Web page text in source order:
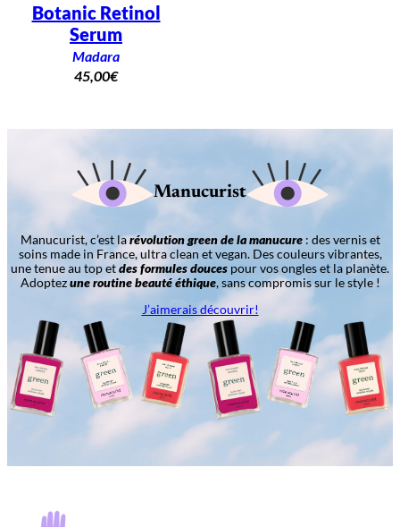
Botanic Retinol
Serum
Madara
45,00€
Manucurist
Manucurist, c’est larévolution green de la manucure: des vernis et
soins made in France, ultra clean et vegan. Des couleurs vibrantes,
une tenue au top etdes formules douces pour vos ongles et la planète.
Adoptezune routine beauté éthique, sans compromis sur le style !
J’aimerais découvrir!